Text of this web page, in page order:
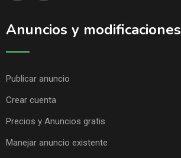
Anuncios y modificaciones
Publicar anuncio
Crear cuenta
Precios y Anuncios gratis
Manejar anuncio existente